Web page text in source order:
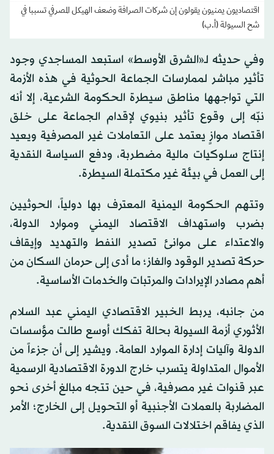
اقتصاديون يمنيون يقولون إن شركات الصرافة وضعف الهيكل المصرفي تسببا في
شح السيولة (أ.ب)
وفي حديثه لـ«الشرق الأوسط» استبعد المساجدي وجود
تأثير مباشر لممارسات الجماعة الحوثية في هذه الأزمة
التي تواجهها مناطق سيطرة الحكومة الشرعية، إلا أنه
نبّه إلى وقوع تأثير بنيوي لإقدام الجماعة على خلق
اقتصاد موازٍ يعتمد على التعاملات غير المصرفية ويعيد
إنتاج سلوكيات مالية مضطربة، ودفع السياسة النقدية
إلى العمل في بيئة غير مكتملة السيطرة.
وتتهم الحكومة اليمنية المعترف بها دولياً، الحوثيين
بضرب واستهداف الاقتصاد اليمني وموارد الدولة،
والاعتداء على موانئ تصدير النفط والتهديد وإيقاف
حركة تصدير الوقود والغاز؛ ما أدى إلى حرمان السكان من
أهم مصادر الإيرادات والمرتبات والخدمات الأساسية.
من جانبه، يربط الخبير الاقتصادي اليمني عبد السلام
الأثوري أزمة السيولة بحالة تفكك أوسع طالت مؤسسات
الدولة وآليات إدارة الموارد العامة. ويشير إلى أن جزءاً من
الأموال المتداولة يتسرب خارج الدورة الاقتصادية الرسمية
عبر قنوات غير مصرفية، في حين تتجه مبالغ أخرى نحو
المضاربة بالعملات الأجنبية أو التحويل إلى الخارج؛ الأمر
الذي يفاقم اختلالات السوق النقدية.